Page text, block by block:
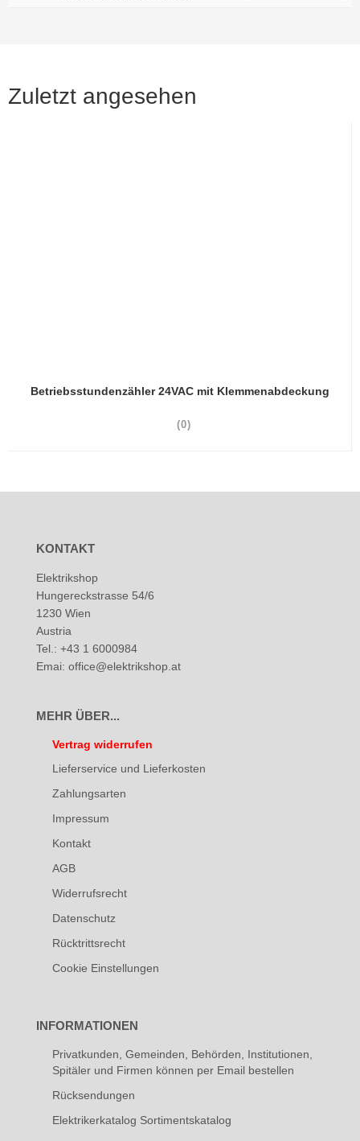
Zuletzt angesehen
Betriebsstundenzähler 24VAC mit Klemmenabdeckung
(0)
KONTAKT
Elektrikshop
Hungereckstrasse 54/6
1230 Wien
Austria
Tel.: +43 1 6000984
Emai: office@elektrikshop.at
MEHR ÜBER...
Vertrag widerrufen
Lieferservice und Lieferkosten
Zahlungsarten
Impressum
Kontakt
AGB
Widerrufsrecht
Datenschutz
Rücktrittsrecht
Cookie Einstellungen
INFORMATIONEN
Privatkunden, Gemeinden, Behörden, Institutionen,
Spitäler und Firmen können per Email bestellen
Rücksendungen
Elektrikerkatalog Sortimentskatalog